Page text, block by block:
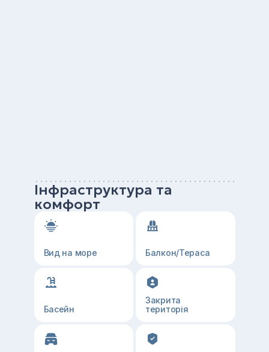
Інфраструктура та
комфорт
Вид на море Балкон/Тераса
Басейн
Закрита
територія